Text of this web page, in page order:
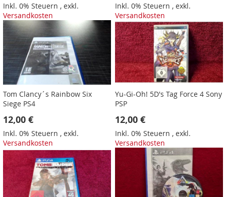
Inkl. 0% Steuern , exkl.
Versandkosten
Inkl. 0% Steuern ,exkl.
Versandkosten
Tom Clancy´s Rainbow Six
Siege PS4
12,00 €
Inkl. 0% Steuern , exkl.
Versandkosten
Yu-Gi-Oh! 5D's Tag Force 4 Sony
PSP
12,00 €
Inkl. 0% Steuern ,exkl.
Versandkosten